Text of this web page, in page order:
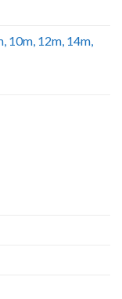
12m, 14m,